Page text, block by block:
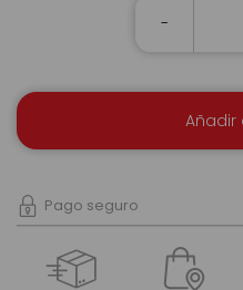
-
Añadir
Pago seguro